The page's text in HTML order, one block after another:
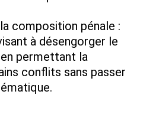
composition pénale :
à désengorger le
permettant la
conflits sans passer